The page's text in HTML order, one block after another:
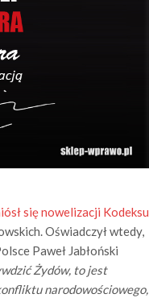
się nowelizacji Kodeksu
Oświadczył wtedy,
Paweł Jabłoński
Żydów, to jest
narodowościowego,